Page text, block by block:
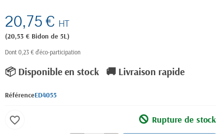
20,75 € HT
(20,53 € Bidon de 5L)
Dont 0,23 € d'éco-participation
📦 Disponible en stock 🚚 Livraison rapide
RéférenceED4055
Rupture de stock
favorite_border